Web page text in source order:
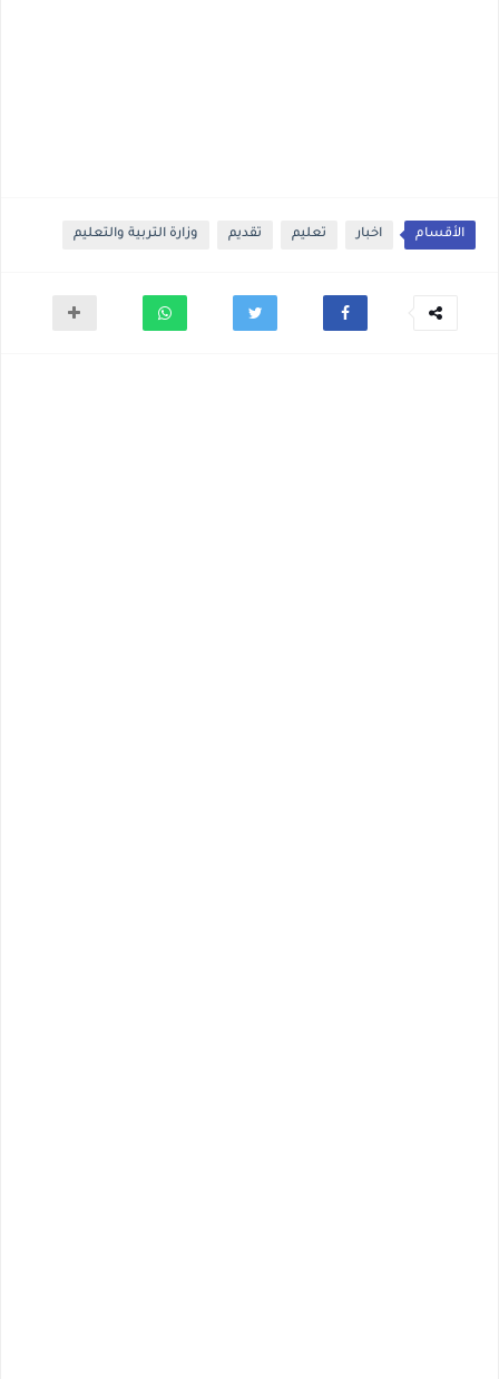
الأقسام اخبار تعليم تقديم وزارة التربية والتعليم